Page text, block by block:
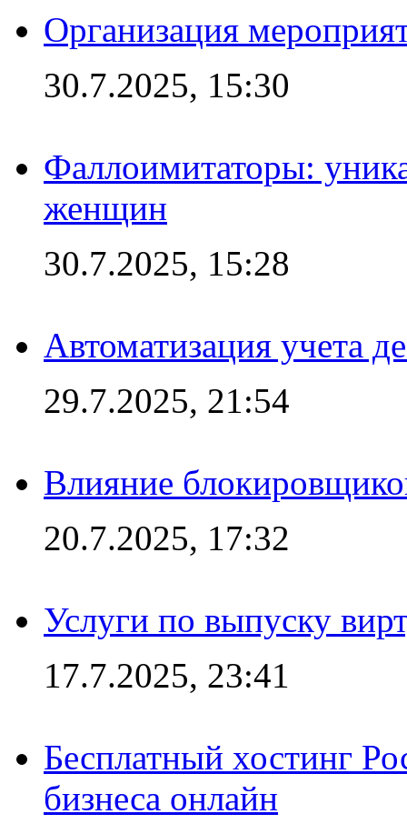
Организация
30.7.2025, 15:30
Фаллоимитаторы:
женщин
30.7.2025, 15:28
Автоматизация учета
29.7.2025, 21:54
Влияние
20.7.2025, 17:32
Услуги по выпуску
17.7.2025, 23:41
Бесплатный хостинг
бизнеса онлайн